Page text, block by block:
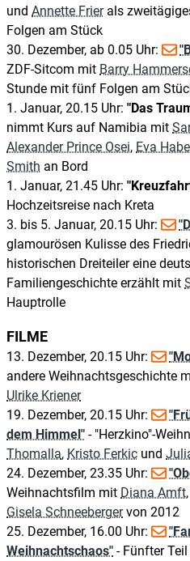
und Annette Frierals
Folgen am Stück
30. Dezember, ab 0.05 Uhr:
ZDF-Sitcom mit Barry
Stunde mit fünf Folgen am
1. Januar, 20.15 Uhr: "Das
nimmt Kurs auf Namibia mit
Alexander Prince Osei, Eva
Smith an Bord
1. Januar, 21.45 Uhr:
Hochzeitsreise nach Kreta
3. bis 5. Januar, 20.15 Uhr:
glamourösen Kulisse des
historischen Dreiteiler eine
Familiengeschichte erzählt mit
Hauptrolle
FILME
13. Dezember, 20.15 Uhr:
andere Weihnachtsgeschichte
Ulrike Kriener
19. Dezember, 20.15 Uhr:
dem Himmel" - "Herzkino"-
Thomalla, Kristo Ferkic und
24. Dezember, 23.35 Uhr:
Weihnachtsfilm mit Diana Amft,
Gisela Schneebergervon 2012
25. Dezember, 16.00 Uhr:
Weihnachtschaos" - Fünfter